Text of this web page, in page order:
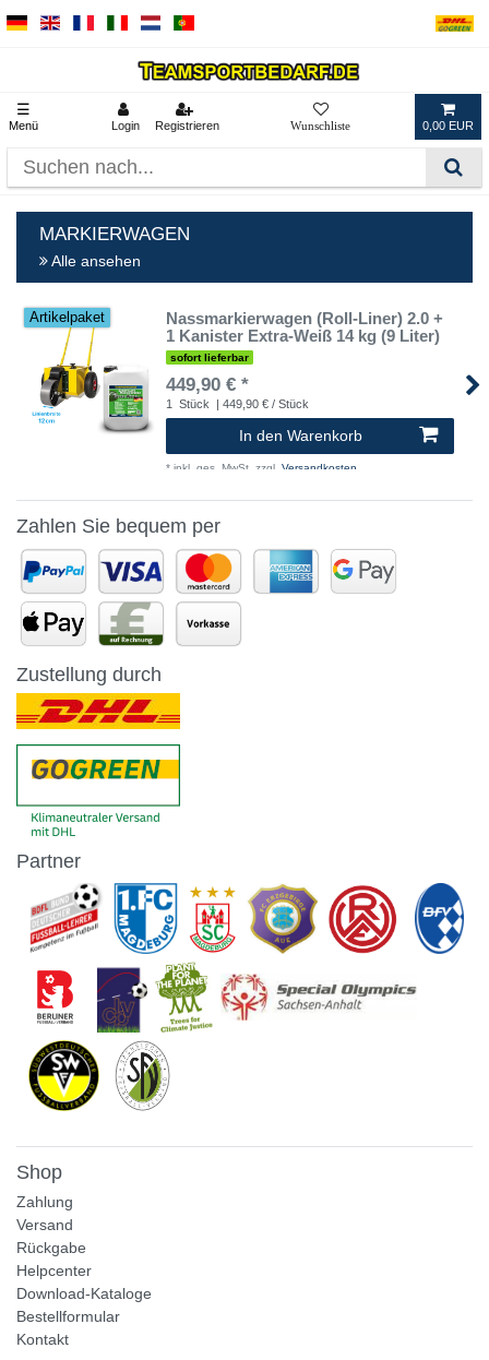
☰
Menü Login Registrieren 0,00 EUR
MARKIERWAGEN
Alle ansehen
Artikelpaket
Nassmarkierwagen (Roll-Liner) 2.0 +
1 Kanister Extra-Weiß 14 kg (9 Liter)
sofort lieferbar
449,90 € *
1 Stück | 449,90 € / Stück
In den Warenkorb
* inkl. ges. MwSt. zzgl. Versandkosten
Zahlen Sie bequem per
Zustellung durch
Partner
Shop
Zahlung
Versand
Rückgabe
Helpcenter
Download-Kataloge
Bestellformular
Kontakt